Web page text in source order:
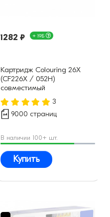
1282 ₽ + 19Б
Картридж Colouring 26X
(CF226X / 052H)
совместимый
3
9000 страниц
В наличии 100+ шт.
Купить